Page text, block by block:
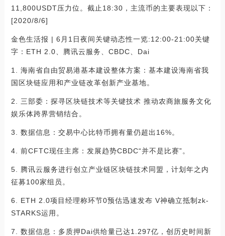
11,800USDT压力位。截止18:30，主流币的主要表现以下：
[2020/8/6]
金色生活报 | 6月1日夜间关键动态性一览:12:00-21:00关键
字：ETH 2.0、腾讯云服务、CBDC、Dai
1. 海南省自由贸易港基本建设整体方案：基本建设海南省我
国区块链应用和产业链改革创新产业基地。
2. 三部委：探寻区块链技术等关键技术 推动农商旅服务文化
娱乐体跨界营销结合。
3. 数据信息：交易中心比特币拥有量仍超出16%。
4. 前CFTC现任主席：发展趋势CBDC“并不是比赛”。
5. 腾讯云服务进行创立产业链区块链技术同盟，计划年之内
征募100家组员。
6. ETH 2.0项目经理称环节0预估迅速发布 V神确立抵制zk-
STARKS运用。
7. 数据信息：多质押Dai供给量已达1.297亿，创历史时间新